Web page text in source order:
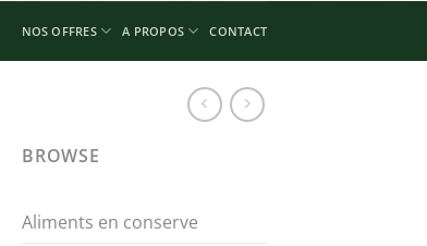
NOS OFFRES A PROPOS CONTACT
BROWSE
Aliments en conserve